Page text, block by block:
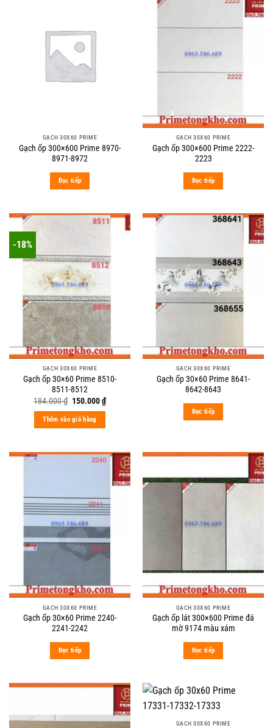
GẠCH 30X60 PRIME
Gạch ốp 300×600 Prime 8970-
8971-8972
Đọc tiếp
GẠCH 30X60 PRIME
Gạch ốp 300×600 Prime 2222-
2223
Đọc tiếp
-18%
GẠCH 30X60 PRIME
Gạch ốp 30×60 Prime 8510-
8511-8512
184.000₫ Original
was:
184.000 ₫.
150.000₫Current
price
Thêm vào giỏ hàng
GẠCH 30X60 PRIME
Gạch ốp 30×60 Prime 8641-
8642-8643
Đọc tiếp
GẠCH 30X60 PRIME
Gạch ốp 30×60 Prime 2240-
2241-2242
Đọc tiếp
GẠCH 30X60 PRIME
Gạch ốp lát 300×600 Prime đá
mờ 9174 màu xám
Đọc tiếp
GẠCH 30X60 PRIME